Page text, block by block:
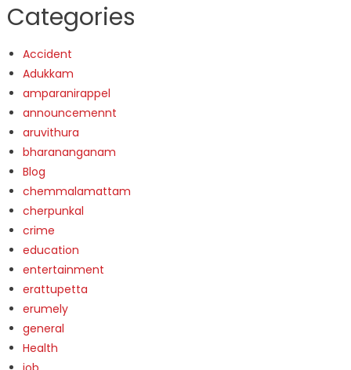
Categories
Accident
Adukkam
amparanirappel
announcemennt
aruvithura
bharananganam
Blog
chemmalamattam
cherpunkal
crime
education
entertainment
erattupetta
erumely
general
Health